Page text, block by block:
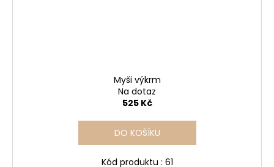
Myši výkrm
Na dotaz
525 Kč
DO KOŠÍKU
Kód produktu : 61